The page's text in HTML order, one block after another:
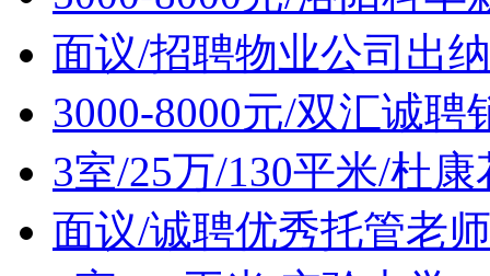
面议/招聘物业公司出纳
3000-8000元/双汇诚聘
3室/25万/130平米/杜
面议/诚聘优秀托管老师